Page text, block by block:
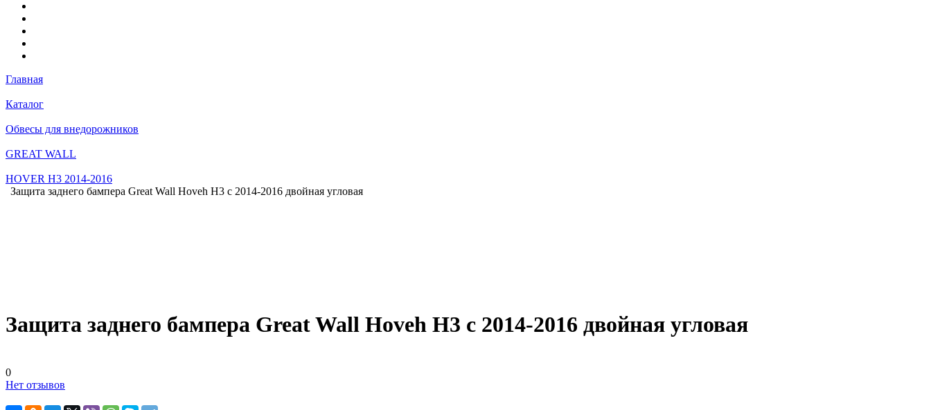
Главная
Каталог
Обвесы для внедорожников
GREAT WALL
HOVER H3 2014-2016
Защита заднего бампера Great Wall Hoveh H3 с 2014-2016 двойная угловая
Защита заднего бампера Great Wall Hoveh H3 с 2014-2016 двойная угловая
0
Нет отзывов